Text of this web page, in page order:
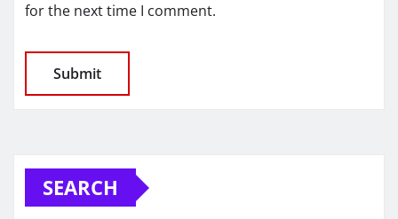
for the next time I comment.
SEARCH